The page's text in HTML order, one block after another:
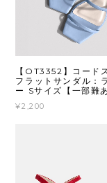
【OT3352】コード
フラットサンダル：
ー Sサイズ【一部難
¥2,200